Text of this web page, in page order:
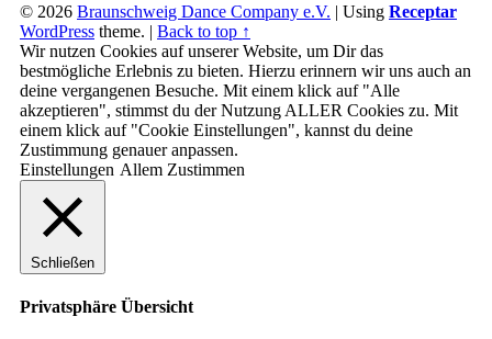
© 2026 Braunschweig Dance Company e.V. | Using Receptar
WordPress theme. | Back to top ↑
Wir nutzen Cookies auf unserer Website, um Dir das
bestmögliche Erlebnis zu bieten. Hierzu erinnern wir uns auch an
deine vergangenen Besuche. Mit einem klick auf "Alle
akzeptieren", stimmst du der Nutzung ALLER Cookies zu. Mit
einem klick auf "Cookie Einstellungen", kannst du deine
Zustimmung genauer anpassen.
Einstellungen Allem Zustimmen
Schließen
Privatsphäre Übersicht